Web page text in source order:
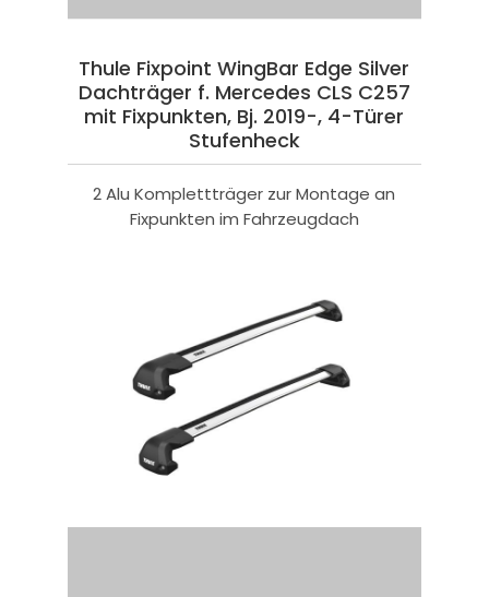
Thule Fixpoint WingBar Edge Silver
Dachträger f. Mercedes CLS C257
mit Fixpunkten, Bj. 2019-, 4-Türer
Stufenheck
2 Alu Komplettträger zur Montage an
Fixpunkten im Fahrzeugdach